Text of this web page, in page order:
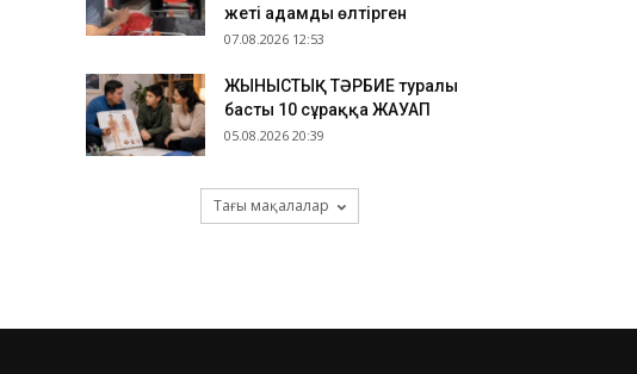
жеті адамды өлтірген
07.08.2026 12:53
ЖЫНЫСТЫҚ ТӘРБИЕ туралы
басты 10 сұраққа ЖАУАП
05.08.2026 20:39
Тағы мақалалар